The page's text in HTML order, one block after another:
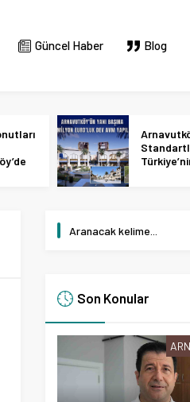
Güncel Haber Blog
Son Konular